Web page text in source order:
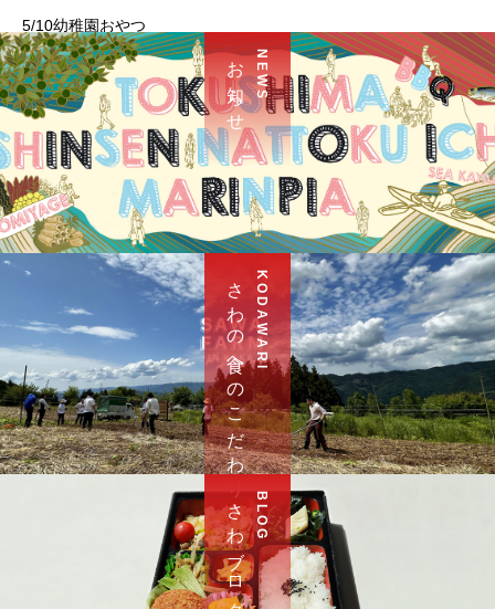
5/10幼稚園おやつ
N E W S
お 知 ら せ
K O D A W A R I
さ わ の 食 へ の こ だ わ り
B L O G
さ わ ブ ロ グ